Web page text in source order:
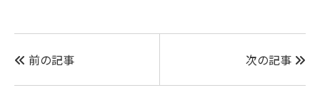
前の記事 次の記事